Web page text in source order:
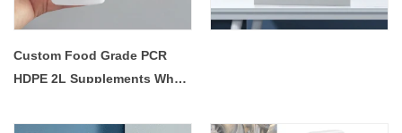
Custom Food Grade PCR
HDPE 2L Supplements Whey
Powder Container Storage